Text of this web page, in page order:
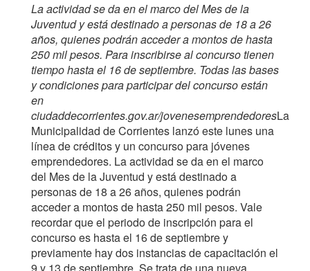
La actividad se da en el marco del Mes de la
Juventud y está destinado a personas de 18 a 26
años, quienes podrán acceder a montos de hasta
250 mil pesos. Para inscribirse al concurso tienen
tiempo hasta el 16 de septiembre. Todas las bases
y condiciones para participar del concurso están
en
ciudaddecorrientes.gov.ar/jovenesemprendedoresLa
Municipalidad de Corrientes lanzó este lunes una
línea de créditos y un concurso para jóvenes
emprendedores. La actividad se da en el marco
del Mes de la Juventud y está destinado a
personas de 18 a 26 años, quienes podrán
acceder a montos de hasta 250 mil pesos. Vale
recordar que el periodo de inscripción para el
concurso es hasta el 16 de septiembre y
previamente hay dos instancias de capacitación el